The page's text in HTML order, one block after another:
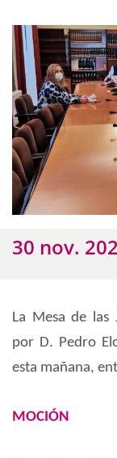
30 nov.
La Mesa de las
por D. Pedro
esta mañana,
MOCIÓN